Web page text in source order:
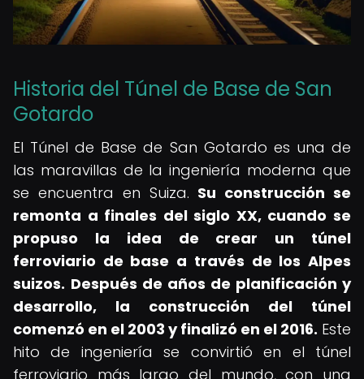
Historia del Túnel de Base de San
Gotardo
El Túnel de Base de San Gotardo es una de
las maravillas de la ingeniería moderna que
se encuentra en Suiza. Su construcción se
remonta a finales del siglo XX, cuando se
propuso la idea de crear un túnel
ferroviario de base a través de los Alpes
suizos. Después de años de planificación y
desarrollo, la construcción del túnel
comenzó en el 2003 y finalizó en el 2016. Este
hito de ingeniería se convirtió en el túnel
ferroviario más largo del mundo, con una